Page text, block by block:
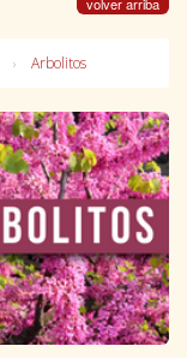
Arbolitos